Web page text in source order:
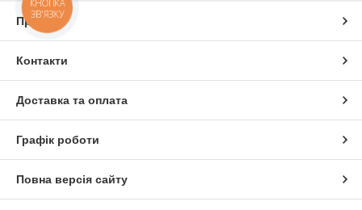
Про нас
Контакти
Доставка та оплата
Графік роботи
Повна версія сайту
КНОПКА
ЗВ'ЯЗКУ